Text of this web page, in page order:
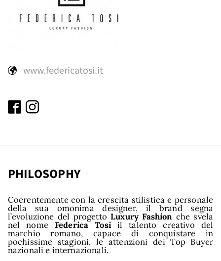
www.federicatosi.it
PHILOSOPHY
Coerentemente con la crescita stilistica e personale
della sua omonima designer, il brand segna
l’evoluzione del progettoLuxury Fashion che svela
nel nome Federica Tosiil talento creativo del
marchio romano, capace di conquistare in
pochissime stagioni, le attenzioni dei Top Buyer
nazionali e internazionali.